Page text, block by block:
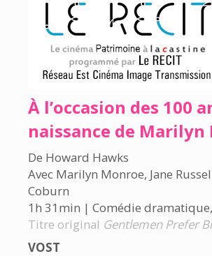
À l’occasion des 100
naissance de Marilyn
De Howard Hawks
Avec Marilyn Monroe, Jane
Coburn
1h 31min | Comédie
Titre original Gentlemen Prefer
VOST